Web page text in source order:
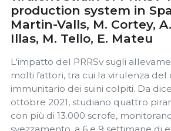
production system in
Martin-Valls, M. Cortey,
Illas, M. Tello, E. Mateu
L'impatto del PRRSv sugli
molti fattori, tra cui la virulenza del
immunitario dei suini colpiti. Da
ottobre 2021, studiano quattro
con più di 13.000 scrofe,